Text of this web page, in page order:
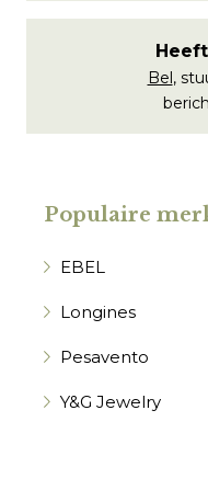
Bel,
Populaire
EBEL
Longines
Pesavento
Y&G Jewelry